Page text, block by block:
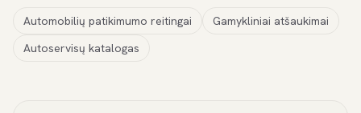
Automobilių patikimumo reitingai
Gamykliniai atšaukimai
Autoservisų katalogas